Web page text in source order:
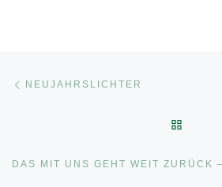
Beitragsnavigation
NEUJAHRSLICHTER